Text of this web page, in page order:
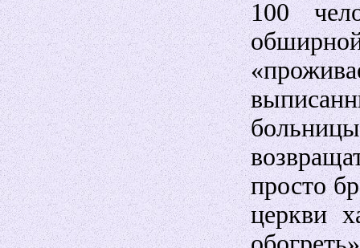
100
просто
церкви